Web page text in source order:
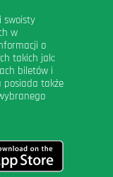
swoisty
w
o
takich jak:
biletów i
posiada także